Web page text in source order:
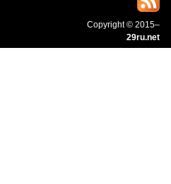
Copyright © 2015–
29ru.net